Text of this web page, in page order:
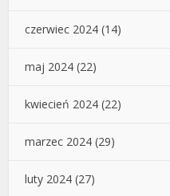
czerwiec 2024 (14)
maj 2024 (22)
kwiecień 2024 (22)
marzec 2024 (29)
luty 2024 (27)